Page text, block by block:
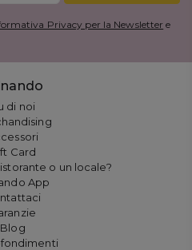
Privacy per la Newsletter e
di noi
Card
o un locale?
App
Blog